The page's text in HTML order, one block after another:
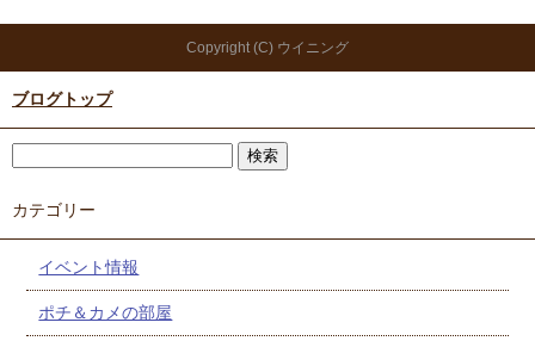
Copyright (C) ウイニング
ブログトップ
カテゴリー
イベント情報
ポチ＆カメの部屋